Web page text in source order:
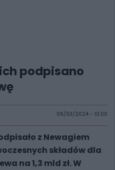
podpisano
06/03/2024 - 10:00
z Newagiem
składów dla
na 1,3 mld zł. W